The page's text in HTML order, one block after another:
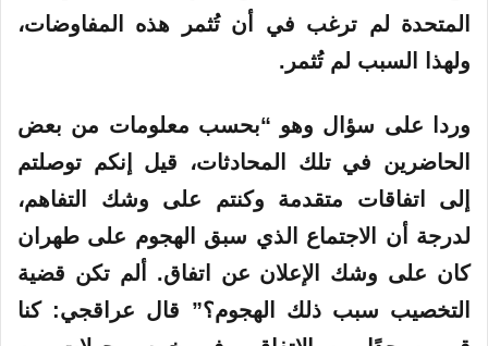
المتحدة لم ترغب في أن تُثمر هذه المفاوضات،
ولهذا السبب لم تُثمر.
وردا على سؤال وهو “بحسب معلومات من بعض
الحاضرين في تلك المحادثات، قيل إنكم توصلتم
إلى اتفاقات متقدمة وكنتم على وشك التفاهم،
لدرجة أن الاجتماع الذي سبق الهجوم على طهران
كان على وشك الإعلان عن اتفاق. ألم تكن قضية
التخصيب سبب ذلك الهجوم؟” قال عراقجي: كنا